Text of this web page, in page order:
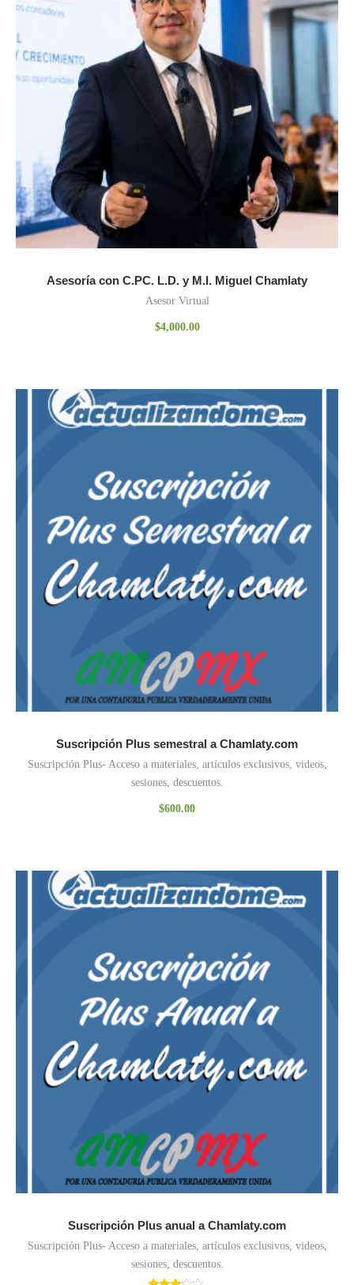
Asesoría con C.PC. L.D. y M.I. Miguel Chamlaty
Asesor Virtual
$4,000.00
Suscripción Plus semestral a Chamlaty.com
Suscripción Plus- Acceso a materiales, artículos exclusivos, videos,
sesiones, descuentos.
$600.00
Suscripción Plus anual a Chamlaty.com
Suscripción Plus- Acceso a materiales, artículos exclusivos, videos,
sesiones, descuentos.